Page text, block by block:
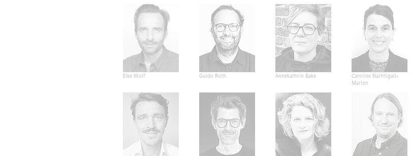
Eike Wolf Guido Roth Annekathrin Bake
Caroline Nachtigall-
Marten